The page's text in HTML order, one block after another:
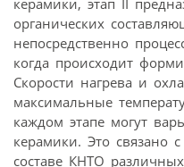
органических
непосредственно
когда происходит
Скорости нагрева и
максимальные
каждом этапе могут
керамики. Это связано
составе КНТО